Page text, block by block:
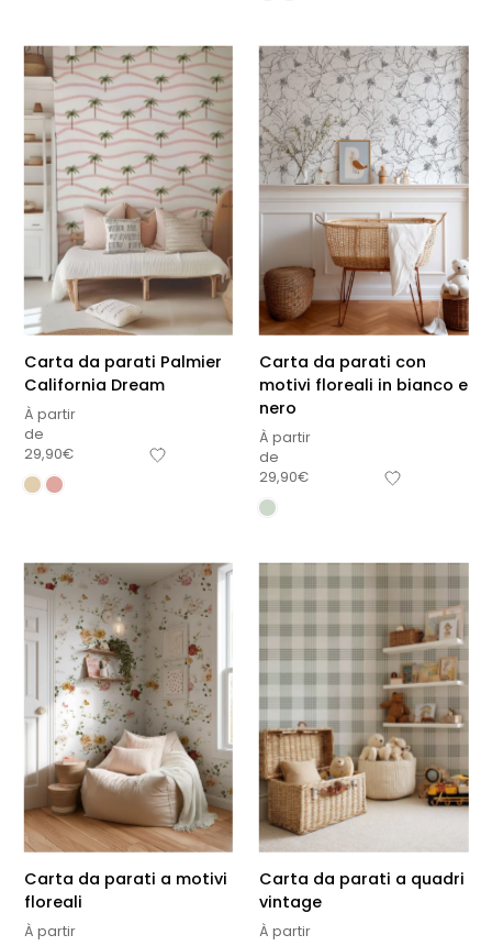
Carta da parati Palmier
California Dream
À partir
de
29,90€
Carta da parati con
motivi floreali in bianco e
nero
À partir
de
29,90€
Carta da parati a motivi
floreali
À partir
Carta da parati a quadri
vintage
À partir